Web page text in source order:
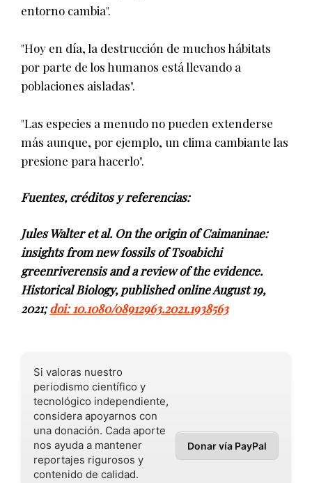
entorno cambia".
"Hoy en día, la destrucción de muchos hábitats
por parte de los humanos está llevando a
poblaciones aisladas".
"Las especies a menudo no pueden extenderse
más aunque, por ejemplo, un clima cambiante las
presione para hacerlo".
Fuentes, créditos y referencias:
Jules Walter et al. On the origin of Caimaninae:
insights from new fossils of Tsoabichi
greenriverensis and a review of the evidence.
Historical Biology, published online August 19,
2021;doi: 10.1080/08912963.2021.1938563
Si valoras nuestro
periodismo científico y
tecnológico independiente,
considera apoyarnos con
una donación. Cada aporte
nos ayuda a mantener
reportajes rigurosos y
contenido de calidad.
Donar vía PayPal